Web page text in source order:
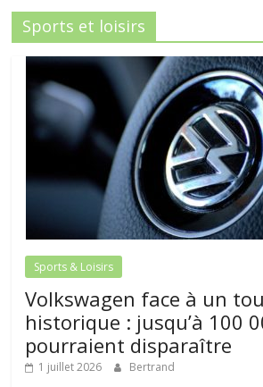
Sports et loisirs
Sports & Loisirs
Volkswagen face à un
historique : jusqu’à 100
pourraient disparaître
1 juillet 2026 Bertrand